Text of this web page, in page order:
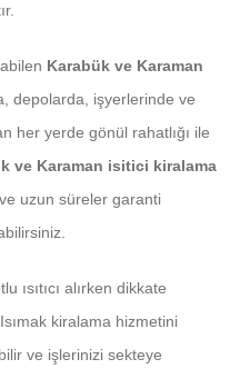
Karabük ve Karaman
depolarda, işyerlerinde ve
her yerde gönül rahatlığı ile
ve Karaman isitici kiralama
uzun süreler garanti
ısıtıcı alırken dikkate
kiralama hizmetini
ve işlerinizi sekteye